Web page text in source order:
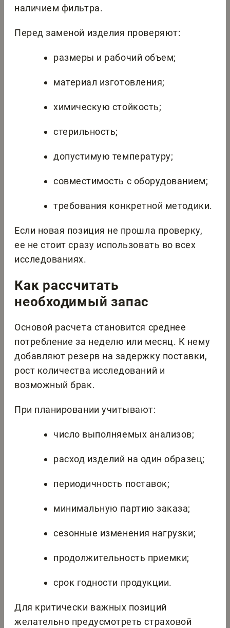
наличием фильтра.
Перед заменой изделия проверяют:
размеры и рабочий объем;
материал изготовления;
химическую стойкость;
стерильность;
допустимую температуру;
совместимость с оборудованием;
требования конкретной методики.
Если новая позиция не прошла проверку,
ее не стоит сразу использовать во всех
исследованиях.
Как рассчитать
необходимый запас
Основой расчета становится среднее
потребление за неделю или месяц. К нему
добавляют резерв на задержку поставки,
рост количества исследований и
возможный брак.
При планировании учитывают:
число выполняемых анализов;
расход изделий на один образец;
периодичность поставок;
минимальную партию заказа;
сезонные изменения нагрузки;
продолжительность приемки;
срок годности продукции.
Для критически важных позиций
желательно предусмотреть страховой